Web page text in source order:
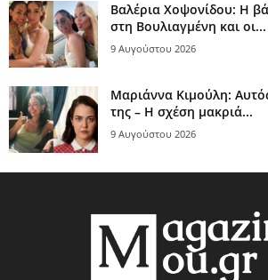
Βαλέρια Χοψονίδου: Η
στη Βουλιαγμένη και οι...
9 Αυγούστου 2026
Μαριάννα Κιμούλη:
της – Η σχέση μακριά...
9 Αυγούστου 2026